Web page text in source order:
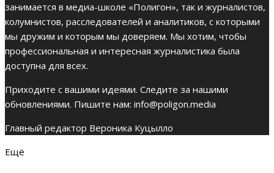
занимается в медиа-школе «Полигон», так и журналистов,
колумнистов, расследователей и аналитиков, с которыми
мы дружим и которым мы доверяем. Мы хотим, чтобы
профессиональная и интересная журналистика была
доступна для всех.
Приходите с вашими идеями. Следите за нашими
обновлениями. Пишите нам: info@poligon.media
Главный редактор Вероника Куцылло
Ещё